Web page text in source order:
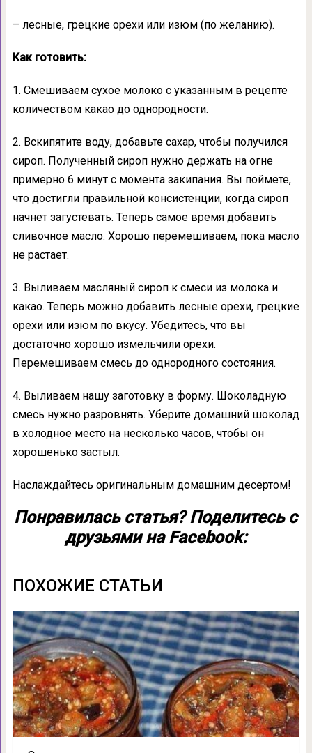
– лесные, грецкие орехи или изюм (по желанию).
Как готовить:
1. Смешиваем сухое молоко с указанным в рецепте
количеством какао до однородности.
2. Вскипятите воду, добавьте сахар, чтобы получился
сироп. Полученный сироп нужно держать на огне
примерно 6 минут с момента закипания. Вы поймете,
что достигли правильной консистенции, когда сироп
начнет загустевать. Теперь самое время добавить
сливочное масло. Хорошо перемешиваем, пока масло
не растает.
3. Выливаем масляный сироп к смеси из молока и
какао. Теперь можно добавить лесные орехи, грецкие
орехи или изюм по вкусу. Убедитесь, что вы
достаточно хорошо измельчили орехи.
Перемешиваем смесь до однородного состояния.
4. Выливаем нашу заготовку в форму. Шоколадную
смесь нужно разровнять. Уберите домашний шоколад
в холодное место на несколько часов, чтобы он
хорошенько застыл.
Наслаждайтесь оригинальным домашним десертом!
Понравилась статья? Поделитесь с
друзьями на Facebook:
ПОХОЖИЕ СТАТЬИ